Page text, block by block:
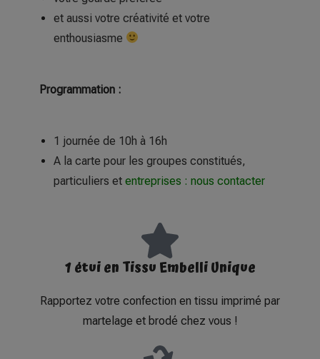
et aussi votre créativité et votre
enthousiasme
Programmation :
1 journée de 10h à 16h
A la carte pour les groupes constitués,
particuliers et entreprises : nous contacter
1 étui en Tissu Embelli Unique
Rapportez votre confection en tissu imprimé par
martelage et brodé chez vous !